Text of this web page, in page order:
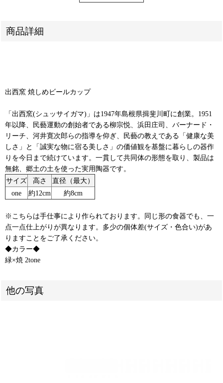
商品詳細
出西窯 焼しめビールカップ
「出西窯(シュッサイガマ)」は1947年島根県揖斐川町に創業。1951
年以降、民藝運動の創始者である柳宗悦、浜田庄司、バーナード・
リーチ、河井寛次郎らの指導を仰ぎ、民藝の教えである「健康な美
しさ」と「誠実な物に宿る美しさ」の価値観を基盤に暮らしの器作
りを今日まで続けています。一貫して共同体の形態を取り、製品は
無銘、郷土の土を使った実用陶器です。
サイズ
高さ
直径（最大）
one
約12cm 約8cm
※こちらは手仕事により作られております。同じ形の食器でも、一
点一点仕上がりが異なります。多少の個体差(サイズ・色合い)があ
りますことをご了承ください。
◆カラー◆
緑×焼 2tone
他の写真